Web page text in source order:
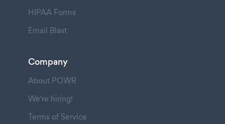
HIPAA Forms
Email Blast
Company
About POWR
We're hiring!
Terms of Service